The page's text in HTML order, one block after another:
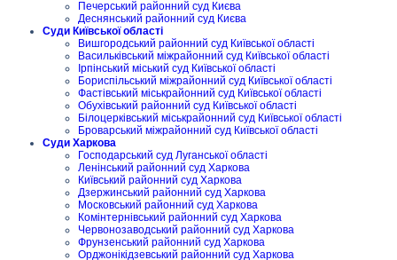
Печерський районний суд Києва
Деснянський районний суд Києва
Суди Київської області
Вишгородський районний суд Київської області
Васильківський міжрайонний суд Київської області
Ірпінський міський суд Київської області
Бориспільський міжрайонний суд Київської області
Фастівський міськрайонний суд Київської області
Обухівський районний суд Київської області
Білоцерківський міськрайонний суд Київської області
Броварський міжрайонний суд Київської області
Суди Харкова
Господарський суд Луганської області
Ленінський районний суд Харкова
Київський районний суд Харкова
Дзержинський районний суд Харкова
Московський районний суд Харкова
Комінтернівський районний суд Харкова
Червонозаводський районний суд Харкова
Фрунзенський районний суд Харкова
Орджонікідзевський районний суд Харкова